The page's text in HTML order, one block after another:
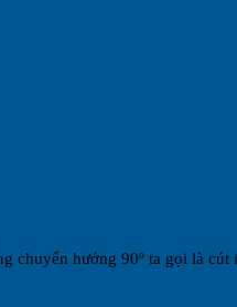
chuyển hướng 90º ta gọi là cút